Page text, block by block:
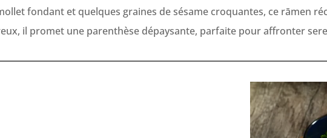
fondant et quelques graines de sésame croquantes, ce rāmen
il promet une parenthèse dépaysante, parfaite pour affronter